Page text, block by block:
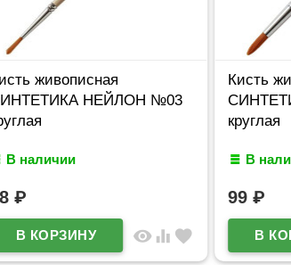
живописная
НЕЙЛОН №03
В наличии
₽
visibility equalizer favorite
Кисть
круглая
В
99₽